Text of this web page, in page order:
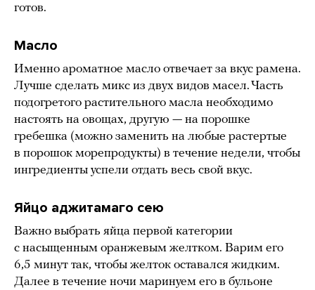
готов.
Масло
Именно ароматное масло отвечает за вкус рамена.
Лучше сделать микс из двух видов масел. Часть
подогретого растительного масла необходимо
настоять на овощах, другую — на порошке
гребешка (можно заменить на любые растертые
в порошок морепродукты) в течение недели, чтобы
ингредиенты успели отдать весь свой вкус.
Яйцо аджитамаго сею
Важно выбрать яйца первой категории
с насыщенным оранжевым желтком. Варим его
6,5 минут так, чтобы желток оставался жидким.
Далее в течение ночи маринуем его в бульоне